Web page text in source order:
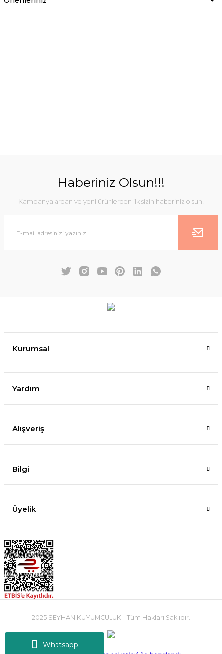
Whatsapp
Haberiniz Olsun!!!
Kampanyalardan ve yeni ürünlerden ilk sizin haberiniz olsun!
Kurumsal
Yardım
Alışveriş
Bilgi
Üyelik
2025 SEYHAN KUYUMCULUK - Tüm Hakları Saklıdır.